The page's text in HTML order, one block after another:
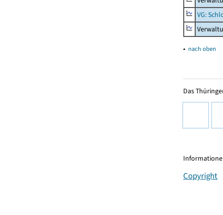
VG:
▴ nach oben
Das
Copyright